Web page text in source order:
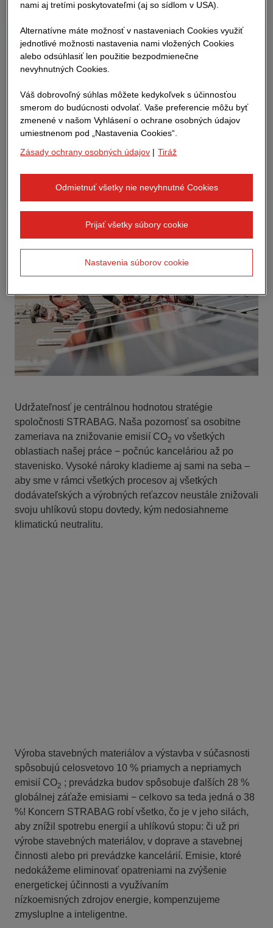
Udržateľnosť je centrálnou hodnotou stratégie
spoločnosti STRABAG. Naša pozornosť sa osobitne
zameriava na znižovanie emisií CO2 vo všetkých
oblastiach našej práce − počnúc kanceláriou až po
stavenisko. Vysoké nároky kladieme aj sami na seba –
aby sme v rámci všetkých procesov aj všetkých
dodávateľských a výrobných reťazcov neustále znižovali
svoju uhlíkovú stopu dovtedy, kým nedosiahneme
klimatickú neutralitu.
Výroba stavebných materiálov a výstavba v súčasnosti
spôsobujú celosvetovo 10 % priamych a nepriamych
emisií CO2 ; prevádzka budov spôsobuje ďalších 28 %
globálnej záťaže emisiami − celkovo sa teda jedná o 38
%! Koncern STRABAG robí všetko, čo je v jeho silách,
aby znížil spotrebu energií a uhlíkovú stopu: či už pri
výrobe stavebných materiálov, v doprave a stavebnej
činnosti alebo pri prevádzke kancelárií. Emisie, ktoré
nedokážeme eliminovať opatreniami na zvýšenie
energetickej účinnosti a využívaním
nízkoemisných zdrojov energie, kompenzujeme
zmysluplne a inteligentne.
nami aj tretími poskytovateľmi (aj so sídlom v USA).
Alternatívne máte možnosť v nastaveniach Cookies využiť
jednotlivé možnosti nastavenia nami vložených Cookies
alebo odsúhlasiť len použitie bezpodmienečne
nevyhnutných Cookies.
Váš dobrovoľný súhlas môžete kedykoľvek s účinnosťou
smerom do budúcnosti odvolať. Vaše preferencie môžu byť
zmenené v našom Vyhlásení o ochrane osobných údajov
umiestnenom pod „Nastavenia Cookies“.
Zásady ochrany osobných údajov | Tiráž
Odmietnuť všetky nie nevyhnutné Cookies
Prijať všetky súbory cookie
Nastavenia súborov cookie